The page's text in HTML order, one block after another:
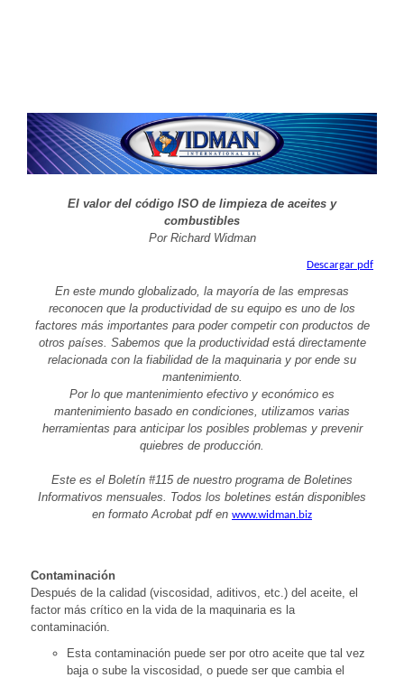
El valor del código ISO de limpieza de aceites y
combustibles
Por Richard Widman
Descargar pdf
En este mundo globalizado, la mayoría de las empresas
reconocen que la productividad de su equipo es uno de los
factores más importantes para poder competir con productos de
otros países. Sabemos que la productividad está directamente
relacionada con la fiabilidad de la maquinaria y por ende su
mantenimiento.
Por lo que mantenimiento efectivo y económico es
mantenimiento basado en condiciones, utilizamos varias
herramientas para anticipar los posibles problemas y prevenir
quiebres de producción.
Este es el Boletín #115 de nuestro programa de Boletines
Informativos mensuales. Todos los boletines están disponibles
en formato Acrobat pdf en www.widman.biz
Contaminación
Después de la calidad (viscosidad, aditivos, etc.) del aceite, el
factor más crítico en la vida de la maquinaria es la
contaminación.
Esta contaminación puede ser por otro aceite que tal vez
baja o sube la viscosidad, o puede ser que cambia el